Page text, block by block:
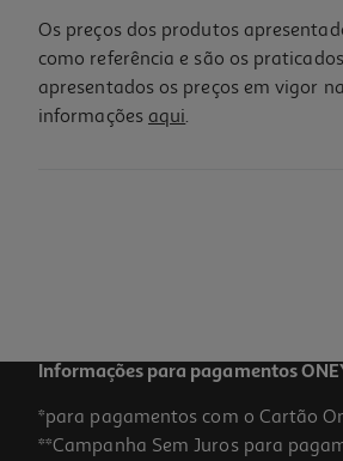
Os preços dos produtos
como referência e são os
apresentados os preços em vigor
informações aqui.
Informações para pagamentos
*para pagamentos com o Cartão
**Campanha Sem Juros para